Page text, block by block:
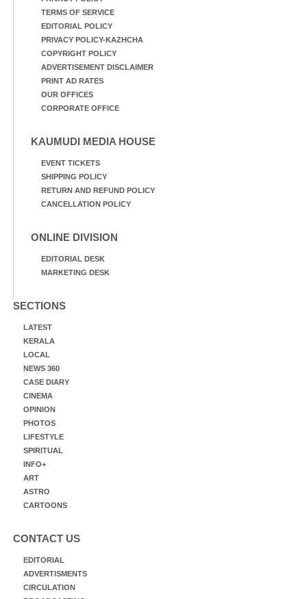
TERMS OF SERVICE
EDITORIAL POLICY
PRIVACY POLICY-KAZHCHA
COPYRIGHT POLICY
ADVERTISEMENT DISCLAIMER
PRINT AD RATES
OUR OFFICES
CORPORATE OFFICE
KAUMUDI MEDIA HOUSE
EVENT TICKETS
SHIPPING POLICY
RETURN AND REFUND POLICY
CANCELLATION POLICY
ONLINE DIVISION
EDITORIAL DESK
MARKETING DESK
SECTIONS
LATEST
KERALA
LOCAL
NEWS 360
CASE DIARY
CINEMA
OPINION
PHOTOS
LIFESTYLE
SPIRITUAL
INFO+
ART
ASTRO
CARTOONS
CONTACT US
EDITORIAL
ADVERTISMENTS
CIRCULATION